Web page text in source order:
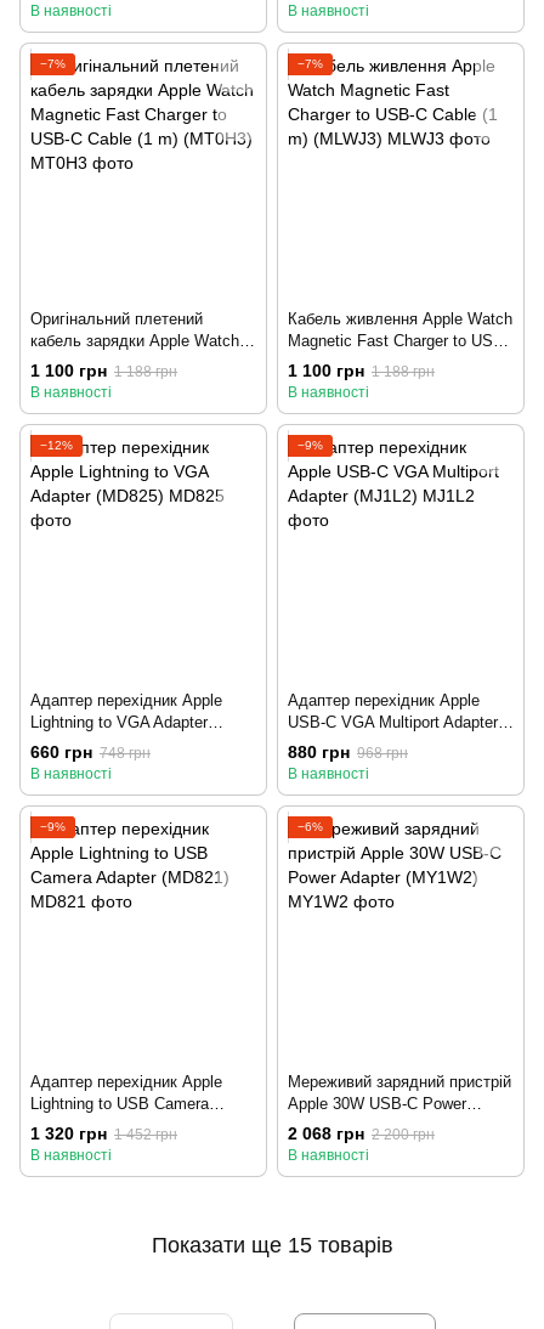
В наявності
В наявності
−7%
Оригінальний плетений
кабель зарядки Apple Watch
Magnetic Fast Charger to USB-
C Cable (1 m) (MT0H3)
1 100 грн 1 188 грн
В наявності
−7%
Кабель живлення Apple Watch
Magnetic Fast Charger to USB-
C Cable (1 m) (MLWJ3)
1 100 грн 1 188 грн
В наявності
−12%
Адаптер перехідник Apple
Lightning to VGA Adapter
(MD825)
660 грн 748 грн
В наявності
−9%
Адаптер перехідник Apple
USB-C VGA Multiport Adapter
(MJ1L2)
880 грн 968 грн
В наявності
−9%
Адаптер перехідник Apple
Lightning to USB Camera
Adapter (MD821)
1 320 грн 1 452 грн
В наявності
−6%
Мереживий зарядний пристрій
Apple 30W USB-C Power
Adapter (MY1W2)
2 068 грн 2 200 грн
В наявності
Показати ще 15 товарів